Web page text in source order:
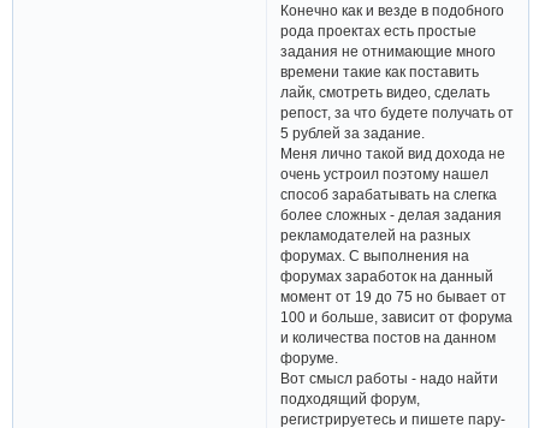
Конечно как и везде в подобного
рода проектах есть простые
задания не отнимающие много
времени такие как поставить
лайк, смотреть видео, сделать
репост, за что будете получать от
5 рублей за задание.
Меня лично такой вид дохода не
очень устроил поэтому нашел
способ зарабатывать на слегка
более сложных - делая задания
рекламодателей на разных
форумах. С выполнения на
форумах заработок на данный
момент от 19 до 75 но бывает от
100 и больше, зависит от форума
и количества постов на данном
форуме.
Вот смысл работы - надо найти
подходящий форум,
регистрируетесь и пишете пару-